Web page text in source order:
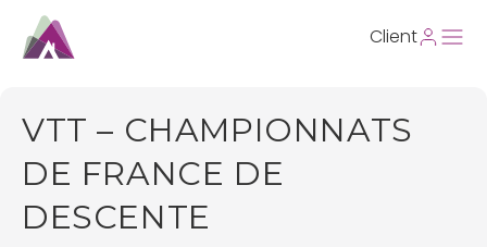
Client
VTT – CHAMPIONNATS
DE FRANCE DE
DESCENTE